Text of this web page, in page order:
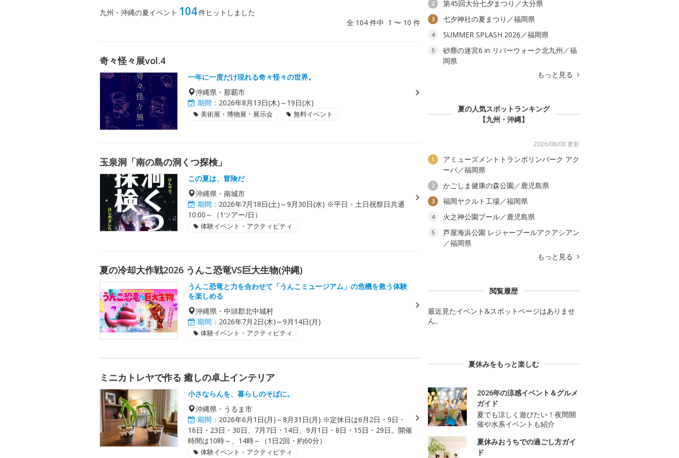
九州・沖縄の夏イベント 104件ヒットしました
全 104 件中 1 〜 10 件
奇々怪々展vol.4
一年に一度だけ現れる奇々怪々の世界。
沖縄県・那覇市
期間： 2026年8月13日(木)～19日(水)
美術展・博物展・展示会 無料イベント
玉泉洞「南の島の洞くつ探検」
この夏は、冒険だ
沖縄県・南城市
期間： 2026年7月18日(土)～9月30日(水) ※平日・土日祝祭日共通
10:00～（1ツアー/日）
体験イベント・アクティビティ
夏の冷却大作戦2026 うんこ恐竜VS巨大生物(沖縄)
うんこ恐竜と力を合わせて「うんこミュージアム」の危機を救う体験
を楽しめる
沖縄県・中頭郡北中城村
期間： 2026年7月2日(木)～9月14日(月)
体験イベント・アクティビティ
ミニカトレヤで作る 癒しの卓上インテリア
小さならんを、暮らしのそばに。
沖縄県・うるま市
期間： 2026年6月1日(月)～8月31日(月) ※定休日は6月2日・9日・
16日・23日・30日、7月7日・14日、9月1日・8日・15日・29日。開催
時間は10時～、14時～（1日2回・約60分）
体験イベント・アクティビティ
2 第45回大分七夕まつり／大分県
3 七夕神社の夏まつり／福岡県
4 SUMMER SPLASH 2026／福岡県
5
砂塵の迷宮6 in リバーウォーク北九州／福
岡県
もっと見る
夏の人気スポットランキング
【九州・沖縄】
2026/08/08 更新
1
アミューズメントトランポリンパーク アク
ーパ／福岡県
2 かごしま健康の森公園／鹿児島県
3 福岡ヤクルト工場／福岡県
4 火之神公園プール／鹿児島県
5
芦屋海浜公園 レジャープールアクアシアン
／福岡県
もっと見る
閲覧履歴
最近見たイベント&スポットページはありませ
ん。
夏休みをもっと楽しむ
2026年の涼感イベント＆グルメ
ガイド
夏でも涼しく遊びたい！夜間開
催や水系イベントも紹介
夏休みおうちでの過ごし方ガイ
ド